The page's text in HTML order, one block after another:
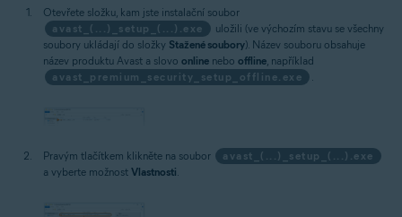
Otevřete složku, kam jste instalační soubor
avast_(...)_setup_(...).exe
uložili (ve výchozím stavu se všechny
soubory ukládají do složky Stažené soubory). Název souboru obsahuje
název produktu Avast a slovo online nebo offline, například
avast_premium_security_setup_offline.exe
.
Pravým tlačítkem klikněte na soubor
avast_(...)_setup_(...).exe
a vyberte možnost Vlastnosti